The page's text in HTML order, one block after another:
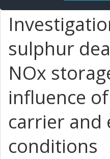
sulphur
NOx
influence
carrier and
conditions